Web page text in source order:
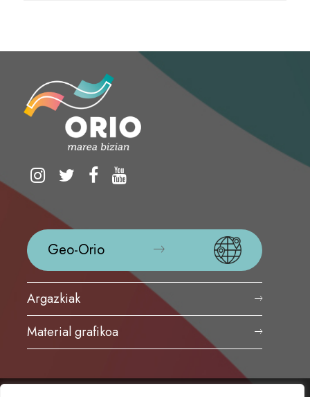
Geo-Orio
Argazkiak
Material grafikoa